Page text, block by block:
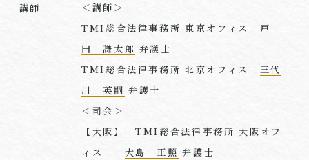
講師
＜講師＞
TMI総合法律事務所 東京オフィス 戸
田 謙太郎 弁護士
TMI総合法律事務所 北京オフィス 三代
川 英嗣 弁護士
＜司会＞
【大阪】 TMI総合法律事務所 大阪オフ
ィス 大島 正照 弁護士